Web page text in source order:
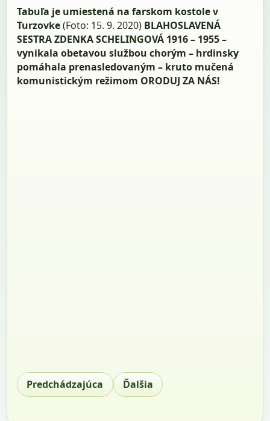
Tabuľa je umiestená na farskom kostole v
Turzovke(Foto: 15. 9. 2020) BLAHOSLAVENÁ
SESTRA ZDENKA SCHELINGOVÁ 1916 – 1955 –
vynikala obetavou službou chorým – hrdinsky
pomáhala prenasledovaným – kruto mučená
komunistickým režimom ORODUJ ZA NÁS!
Predchádzajúca Ďalšia